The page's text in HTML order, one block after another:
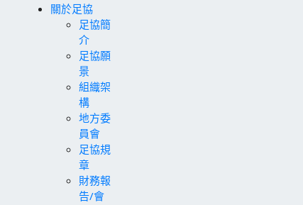
關於足協
足協簡
介
足協願
景
組織架
構
地方委
員會
足協規
章
財務報
告/會